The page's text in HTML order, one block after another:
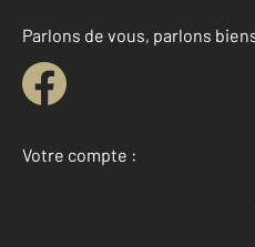
Parlons de vous, parlons
Votre compte :
Accéder à